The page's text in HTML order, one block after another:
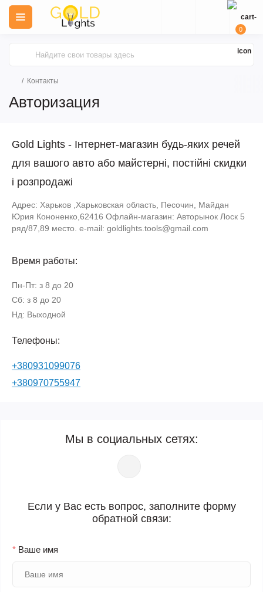
0
Контакты
Авторизация
Gold Lights - Інтернет-магазин будь-яких речей
для вашого авто або майстерні, постійні скидки
і розпродажі
Адрес: Харьков ,Харьковская область, Песочин, Майдан
Юрия Кононенко,62416 Офлайн-магазин: Авторынок Лоск 5
ряд/87,89 место. e-mail: goldlights.tools@gmail.com
Время работы:
Пн-Пт: з 8 до 20
Сб: з 8 до 20
Нд: Выходной
Телефоны:
+380931099076
+380970755947
Мы в социальных сетях:
Если у Вас есть вопрос, заполните форму
обратной связи:
* Ваше имя